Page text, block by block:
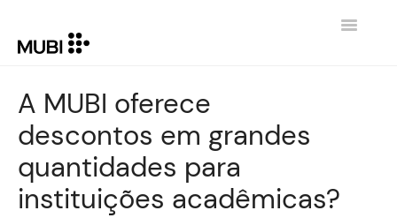
Toggle
CONTATO
VOLTAR PARA MUBI.COM
A MUBI oferece
descontos em grandes
quantidades para
instituições acadêmicas?